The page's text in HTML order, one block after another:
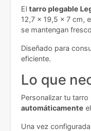
El tarro plegable
12,7 x 19,5 x 7 cm,
se mantengan
Diseñado para
eficiente.
Lo que
Personalizar tu
automáticamente
Una vez